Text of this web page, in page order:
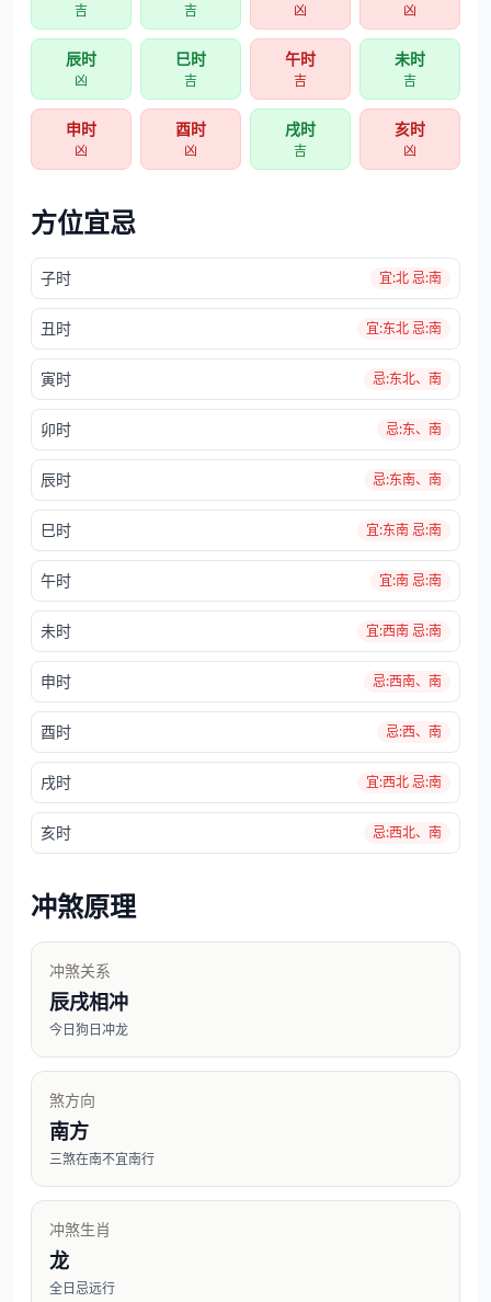
吉 吉 凶 凶
辰时
凶
巳时
吉
午时
吉
未时
吉
申时
凶
酉时
凶
戌时
吉
亥时
凶
方位宜忌
子时 宜:北 忌:南
丑时 宜:东北 忌:南
寅时 忌:东北、南
卯时 忌:东、南
辰时 忌:东南、南
巳时 宜:东南 忌:南
午时 宜:南 忌:南
未时 宜:西南 忌:南
申时 忌:西南、南
酉时 忌:西、南
戌时 宜:西北 忌:南
亥时 忌:西北、南
冲煞原理
冲煞关系
辰戌相冲
今日狗日冲龙
煞方向
南方
三煞在南不宜南行
冲煞生肖
龙
全日忌远行